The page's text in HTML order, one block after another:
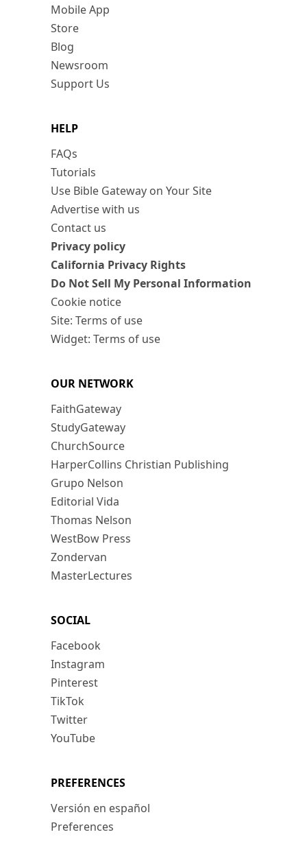
Mobile App
Store
Blog
Newsroom
Support Us
HELP
FAQs
Tutorials
Use Bible Gateway on Your Site
Advertise with us
Contact us
Privacy policy
California Privacy Rights
Do Not Sell My Personal Information
Cookie notice
Site: Terms of use
Widget: Terms of use
OUR NETWORK
FaithGateway
StudyGateway
ChurchSource
HarperCollins Christian Publishing
Grupo Nelson
Editorial Vida
Thomas Nelson
WestBow Press
Zondervan
MasterLectures
SOCIAL
Facebook
Instagram
Pinterest
TikTok
Twitter
YouTube
PREFERENCES
Versión en español
Preferences